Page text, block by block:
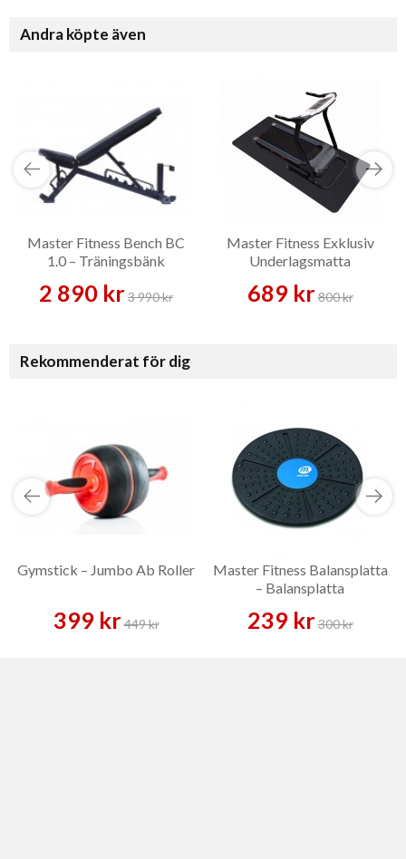
Andra köpte även
Master Fitness Bench BC
1.0 – Träningsbänk
2 890 kr3 990 kr
Master Fitness Exklusiv
Underlagsmatta
689 kr800 kr
Rekommenderat för dig
Gymstick – Jumbo Ab Roller
399 kr449 kr
Master Fitness Balansplatta
– Balansplatta
239 kr300 kr